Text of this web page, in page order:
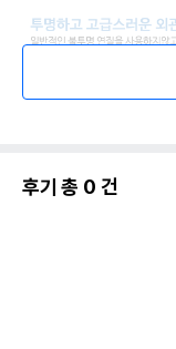
후기 총 0 건